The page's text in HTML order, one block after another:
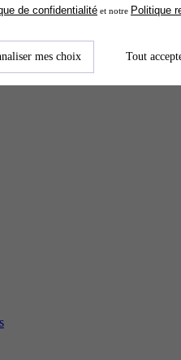
les plus
de confidentialité et notre Politique
mes choix Tout